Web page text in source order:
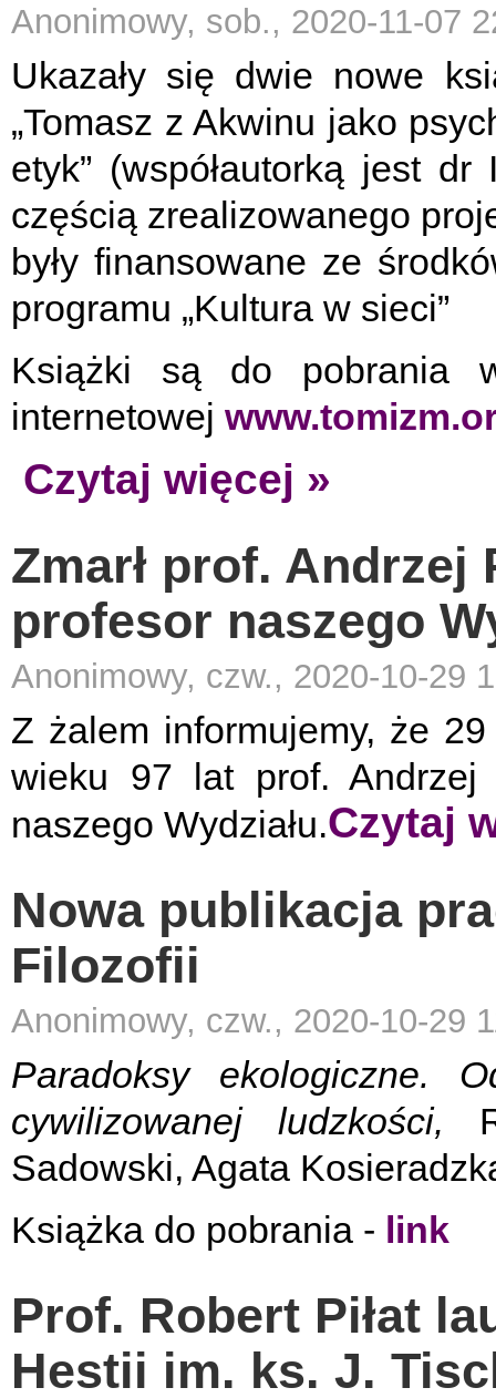
Anonimowy, sob., 2020-11-07
Ukazały się dwie nowe
„Tomasz z Akwinu jako
etyk” (współautorką jest
częścią zrealizowanego
były finansowane ze
programu „Kultura w sieci”
Książki są do pobrania
internetowej
Czytaj więcej »
Zmarł prof. Andrzej
profesor naszego
Anonimowy, czw., 2020-10-29
Z żalem informujemy, że
wieku 97 lat prof. Andrzej
naszego Wydziału.Czytaj
Nowa publikacja
Filozofii
Anonimowy, czw., 2020-10-29
Paradoksy ekologiczne.
cywilizowanej ludzkości,
Sadowski, Agata
Książka do pobrania - link
Prof. Robert Piłat
Hestii im. ks. J.